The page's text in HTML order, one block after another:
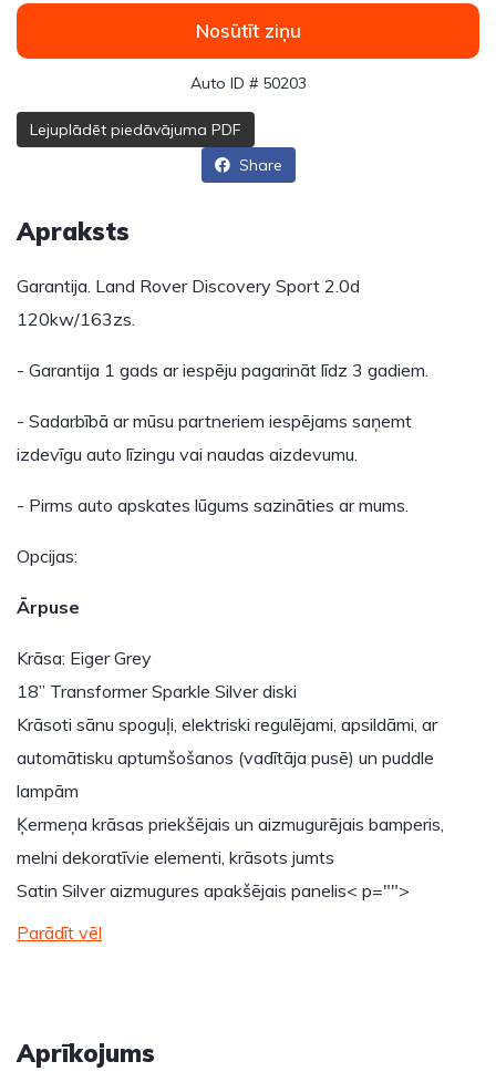
Nosūtīt ziņu
Auto ID # 50203
Lejuplādēt piedāvājuma PDF
Share
Apraksts
Garantija. Land Rover Discovery Sport 2.0d
120kw/163zs.
- Garantija 1 gads ar iespēju pagarināt līdz 3 gadiem.
- Sadarbībā ar mūsu partneriem iespējams saņemt
izdevīgu auto līzingu vai naudas aizdevumu.
- Pirms auto apskates lūgums sazināties ar mums.
Opcijas:
Ārpuse
Krāsa: Eiger Grey
18” Transformer Sparkle Silver diski
Krāsoti sānu spoguļi, elektriski regulējami, apsildāmi, ar
automātisku aptumšošanos (vadītāja pusē) un puddle
lampām
Ķermeņa krāsas priekšējais un aizmugurējais bamperis,
melni dekoratīvie elementi, krāsots jumts
Satin Silver aizmugures apakšējais panelis< p="">
Parādīt vēl
Aprīkojums